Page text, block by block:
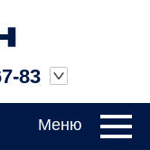
83
Меню